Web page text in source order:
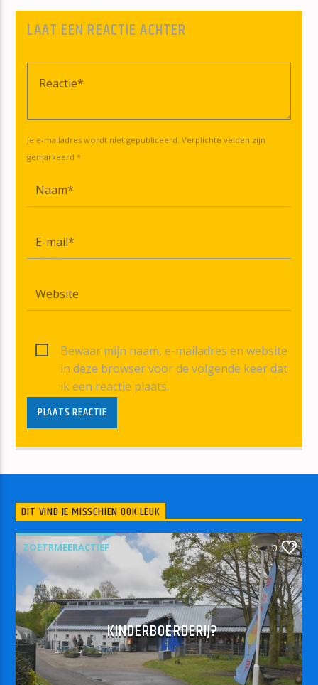
LAAT EEN REACTIE ACHTER
Je e-mailadres wordt niet gepubliceerd. Verplichte velden zijn
gemarkeerd *
Bewaar mijn naam, e-mailadres en website
in deze browser voor de volgende keer dat
ik een reactie plaats.
DIT VIND JE MISSCHIEN OOK LEUK
ZOETRMEERACTIEF 0
KINDERBOERDERIJ?